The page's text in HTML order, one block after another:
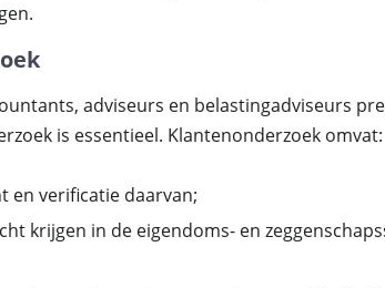
adviseurs en belastingadviseurs
is essentieel. Klantenonderzoek omvat:
en verificatie daarvan;
krijgen in de eigendoms- en